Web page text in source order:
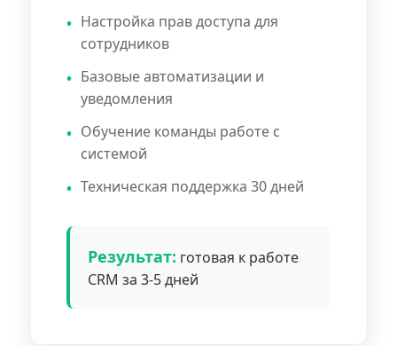
Настройка прав доступа для
сотрудников
Базовые автоматизации и
уведомления
Обучение команды работе с
системой
Техническая поддержка 30 дней
Результат: готовая к работе
CRM за 3-5 дней